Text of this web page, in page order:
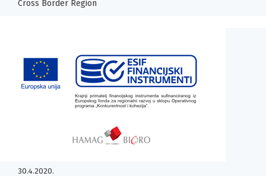
Cross Border Region
30.4.2020.